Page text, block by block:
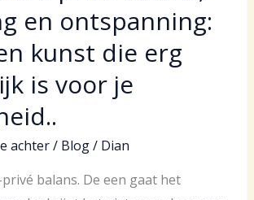
en ontspanning:
kunst die erg
is voor je
achter/ Blog/ Dian
balans. De een gaat het